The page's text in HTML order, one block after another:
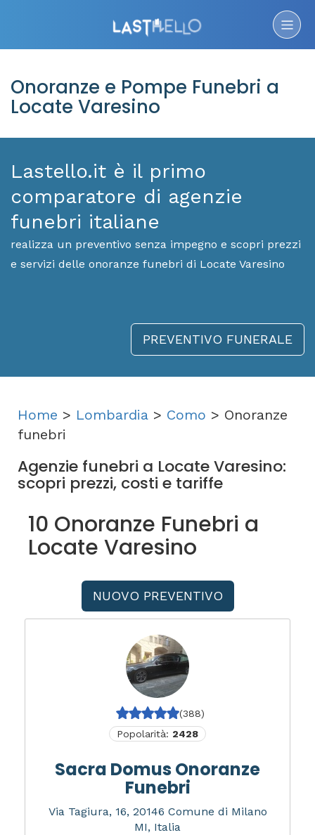
Onoranze e Pompe Funebri a
Locate Varesino
Lastello.it è il primo
comparatore di agenzie
funebri italiane
realizza un preventivo senza impegno e scopri prezzi
e servizi delle onoranze funebri di Locate Varesino
PREVENTIVO FUNERALE
Home > Lombardia > Como > Onoranze
funebri
Agenzie funebri a Locate Varesino:
scopri prezzi, costi e tariffe
10 Onoranze Funebri a
Locate Varesino
NUOVO PREVENTIVO
(388)
Popolarità: 2428
Sacra Domus Onoranze
Funebri
Via Tagiura, 16, 20146 Comune di Milano
MI, Italia